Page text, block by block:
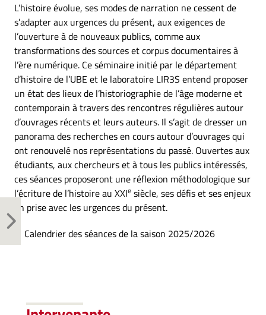
L’histoire évolue, ses modes de narration ne cessent de
s’adapter aux urgences du présent, aux exigences de
l’ouverture à de nouveaux publics, comme aux
transformations des sources et corpus documentaires à
l’ère numérique. Ce séminaire initié par le département
d’histoire de l’UBE et le laboratoire LIR3S entend proposer
un état des lieux de l’historiographie de l’âge moderne et
contemporain à travers des rencontres régulières autour
d’ouvrages récents et leurs auteurs. Il s’agit de dresser un
panorama des recherches en cours autour d’ouvrages qui
ont renouvelé nos représentations du passé. Ouvertes aux
étudiants, aux chercheurs et à tous les publics intéressés,
ces séances proposeront une réflexion méthodologique sur
l’écriture de l’histoire au XXIe siècle, ses défis et ses enjeux
en prise avec les urgences du présent.
Calendrier des séances de la saison 2025/2026